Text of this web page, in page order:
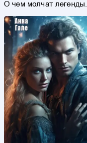
О чем молчат легенды.